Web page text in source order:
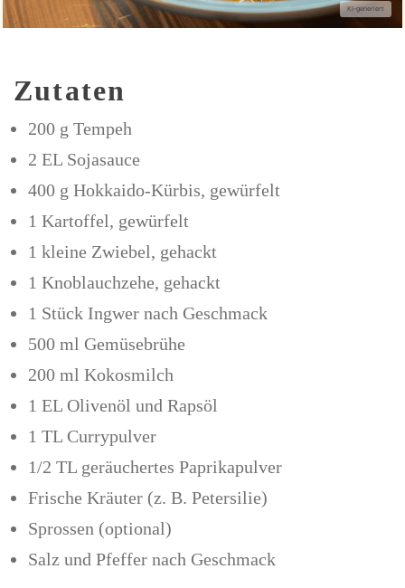
Zutaten
200 g Tempeh
2 EL Sojasauce
400 g Hokkaido-Kürbis, gewürfelt
1 Kartoffel, gewürfelt
1 kleine Zwiebel, gehackt
1 Knoblauchzehe, gehackt
1 Stück Ingwer nach Geschmack
500 ml Gemüsebrühe
200 ml Kokosmilch
1 EL Olivenöl und Rapsöl
1 TL Currypulver
1/2 TL geräuchertes Paprikapulver
Frische Kräuter (z. B. Petersilie)
Sprossen (optional)
Salz und Pfeffer nach Geschmack